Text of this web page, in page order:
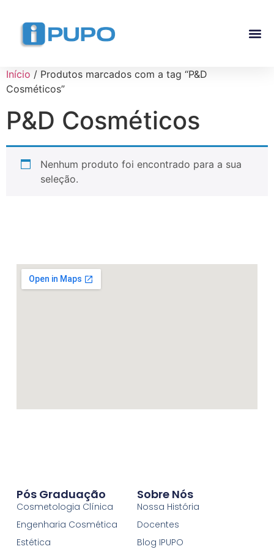
Início / Produtos marcados com a tag “P&D
Cosméticos”
P&D Cosméticos
Nenhum produto foi encontrado para a sua
seleção.
Pós Graduação
Cosmetologia Clínica
Engenharia Cosmética
Estética
Sobre Nós
Nossa História
Docentes
Blog IPUPO